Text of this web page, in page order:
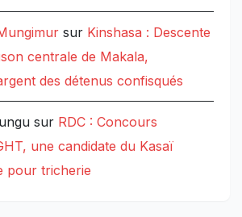
sur Kinshasa : Descente
centrale de Makala,
des détenus confisqués
sur RDC : Concours
une candidate du Kasaï
pour tricherie